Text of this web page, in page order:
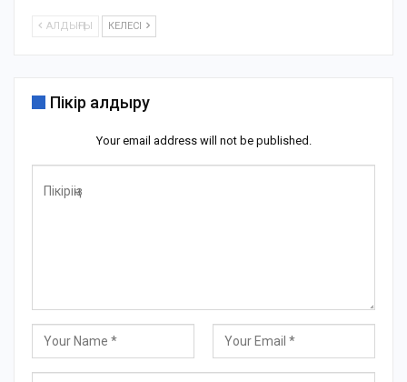
АЛДЫҢҒЫ КЕЛЕСІ
Пікір қалдыру
Your email address will not be published.